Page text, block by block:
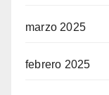
marzo 2025
febrero 2025